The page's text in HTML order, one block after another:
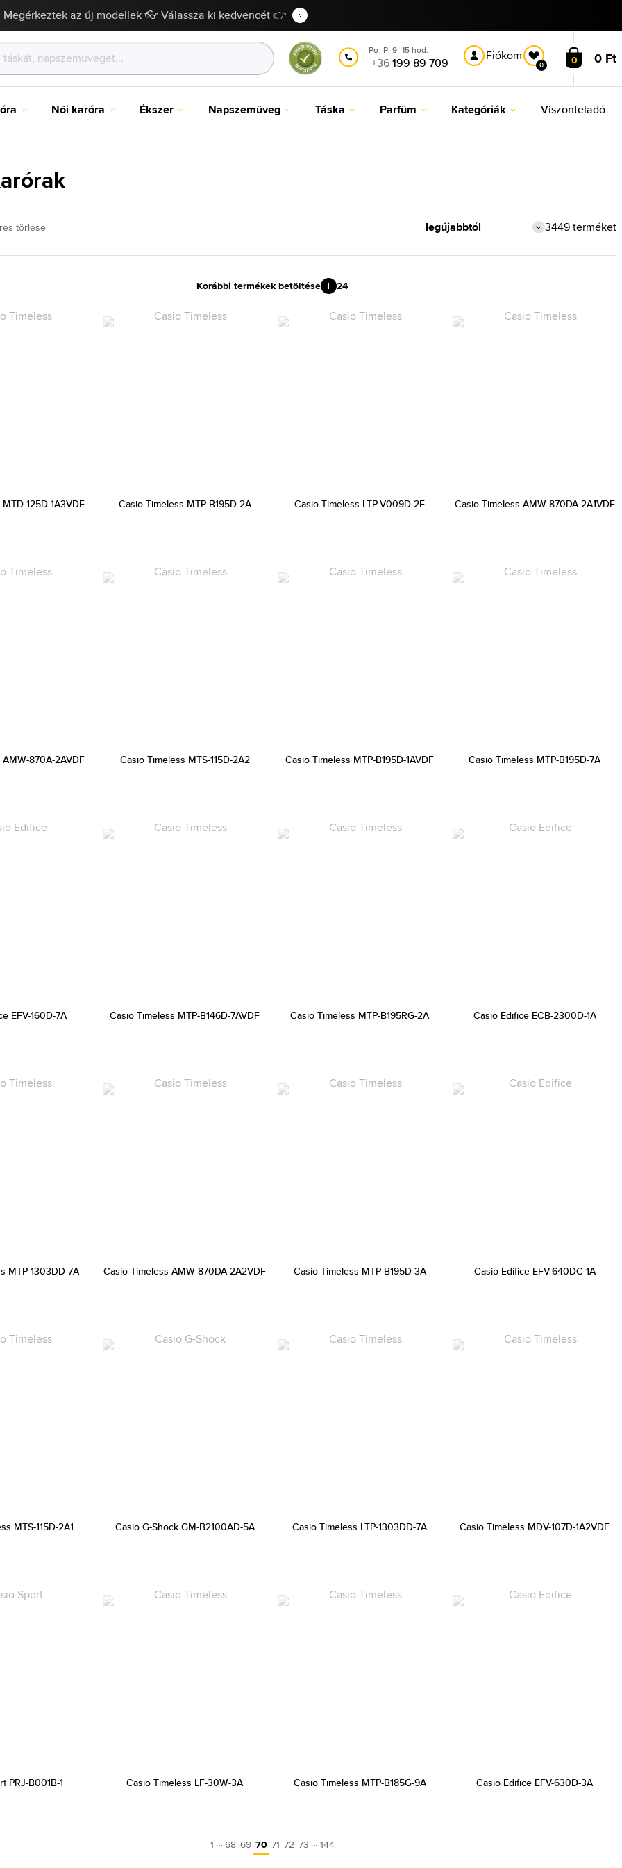
Megérkeztek az új modellek 👓 Válassza ki kedvencét 👉
Po–Pi 9–15 hod.
+36199 89 709 Fiókom
0 0 0 Ft
Női karóra Ékszer Napszemüveg Táska Parfüm Kategóriák Viszonteladó
törlése 3449 terméket
Korábbi termékek betöltése 24
125D-1A3VDF Casio Timeless MTP-B195D-2A Casio Timeless LTP-V009D-2E Casio Timeless AMW-870DA-2A1VDF
870A-2AVDF Casio Timeless MTS-115D-2A2 Casio Timeless MTP-B195D-1AVDF Casio Timeless MTP-B195D-7A
EFV-160D-7A Casio Timeless MTP-B146D-7AVDF Casio Timeless MTP-B195RG-2A Casio Edifice ECB-2300D-1A
MTP-1303DD-7A Casio Timeless AMW-870DA-2A2VDF Casio Timeless MTP-B195D-3A Casio Edifice EFV-640DC-1A
MTS-115D-2A1 Casio G-Shock GM-B2100AD-5A Casio Timeless LTP-1303DD-7A Casio Timeless MDV-107D-1A2VDF
PRJ-B001B-1 Casio Timeless LF-30W-3A Casio Timeless MTP-B185G-9A Casio Edifice EFV-630D-3A
1 … 68 69 70 71 72 73 … 144